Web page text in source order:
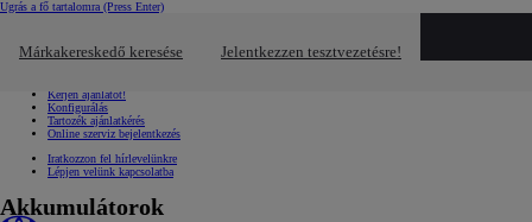
Ugrás a fő tartalomra (Press Enter)
Márkakereskedő keresése Jelentkezzen tesztvezetésre!
Gyors linkek Kattintson ide a bezáráshoz
Kérjen ajánlatot!
Konfigurálás
Tartozék ajánlatkérés
Online szerviz bejelentkezés
Iratkozzon fel hírlevelünkre
Lépjen velünk kapcsolatba
Akkumulátorok